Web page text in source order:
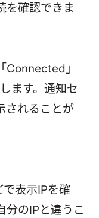
を確認できま
Connected」
ます。通知セ
されることが
表示IPを確
分のIPと違うこ